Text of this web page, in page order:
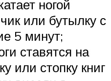
ногой
или бутылку с
5 минут;
ставятся на
или стопку книг